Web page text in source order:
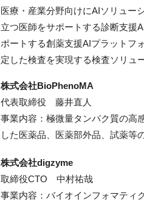
医療・産業分野向けにAIソリュー
立つ医師をサポートする診断支援
ポートする創薬支援AIプラットフ
定した検査を実現する検査ソリュ
株式会社BioPhenoMA
代表取締役 藤井直人
事業内容：極微量タンパク質の高
した医薬品、医薬部外品、試薬等
株式会社digzyme
取締役CTO 中村祐哉
事業内容：バイオインフォマティ